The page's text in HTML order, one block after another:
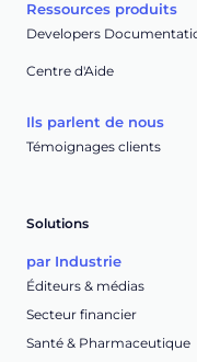
Ressources produits
Developers
Centre d'Aide
Ils parlent de nous
Témoignages clients
Solutions
par Industrie
Éditeurs & médias
Secteur financier
Santé & Pharmaceutique